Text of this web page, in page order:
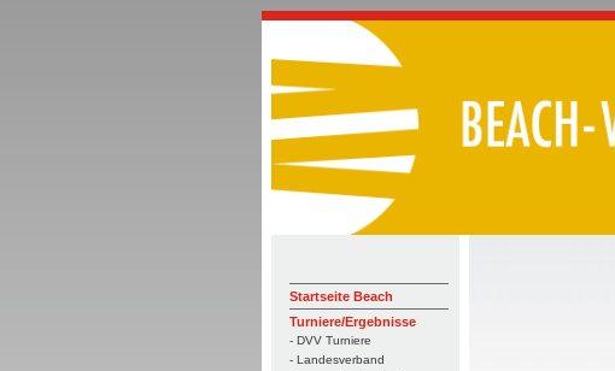
Startseite Beach
Turniere/Ergebnisse
- DVV Turniere
- Landesverband